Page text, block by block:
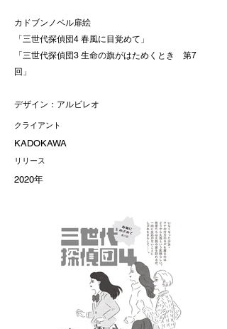
カドブンノベル扉絵
「三世代探偵団4 春風に目覚めて」
「三世代探偵団3 生命の旗がはためくとき 第7
回」
デザイン：アルビレオ
クライアント
KADOKAWA
リリース
2020年